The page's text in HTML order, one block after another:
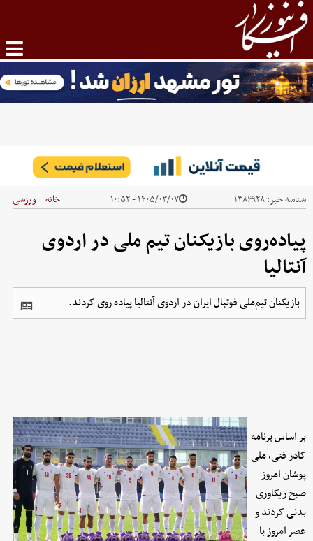
شناسه خبر:۱۳۸۶۹۲۸ ۱۴۰۵/۰۳/۰۷ - ۱۰:۵۲ خانه | ورزشی
پیاده‌روی بازیکنان تیم ملی در اردوی
آنتالیا
بازیکنان تیم‌ملی فوتبال ایران در اردوی آنتالیا پیاده روی کردند.
بر اساس برنامه
کادر فنی، ملی
پوشان امروز
صبح ریکاوری
بدنی کردند و
عصر امروز با